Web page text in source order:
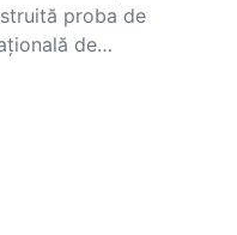
proba de
de…